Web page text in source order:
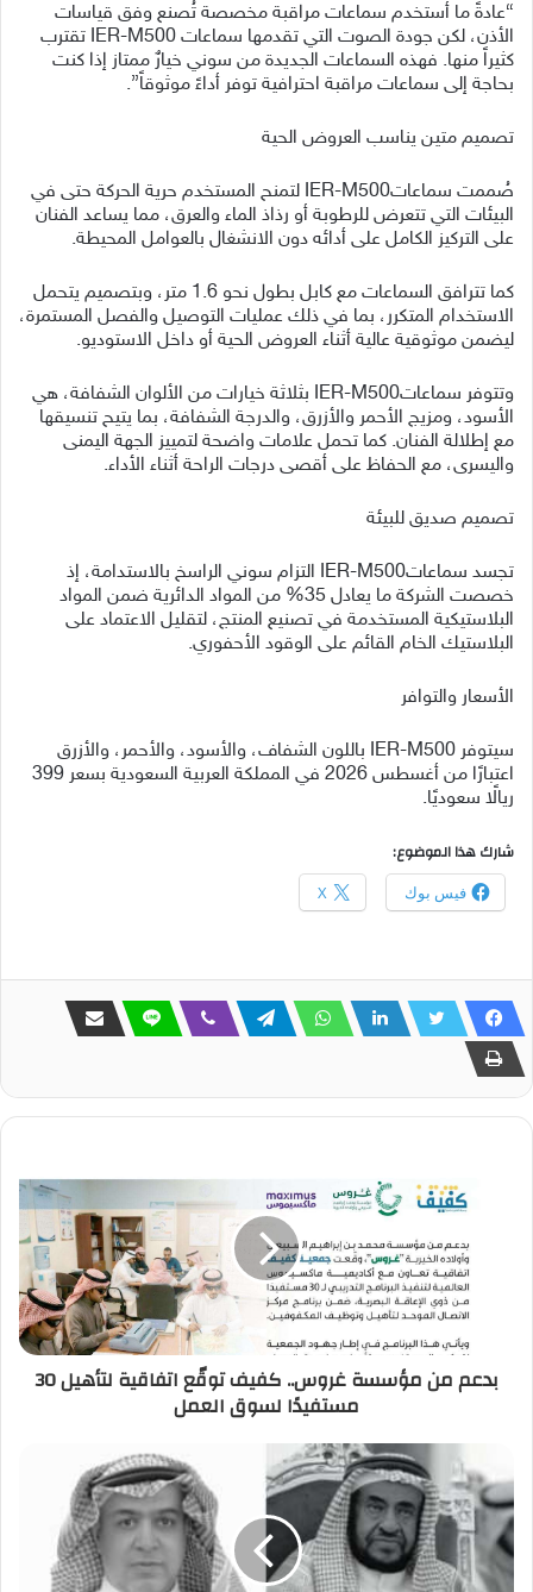
“عادةً ما أستخدم سماعات مراقبة مخصصة تُصنع وفق قياسات
الأذن، لكن جودة الصوت التي تقدمها سماعات IER-M500 تقترب
كثيراً منها. فهذه السماعات الجديدة من سوني خيارٌ ممتاز إذا كنت
بحاجة إلى سماعات مراقبة احترافية توفر أداءً موثوقاً”.
تصميم متين يناسب العروض الحية
صُممت سماعاتIER-M500 لتمنح المستخدم حرية الحركة حتى في
البيئات التي تتعرض للرطوبة أو رذاذ الماء والعرق، مما يساعد الفنان
على التركيز الكامل على أدائه دون الانشغال بالعوامل المحيطة.
كما تترافق السماعات مع كابل بطول نحو 1.6 متر، وبتصميم يتحمل
الاستخدام المتكرر، بما في ذلك عمليات التوصيل والفصل المستمرة،
ليضمن موثوقية عالية أثناء العروض الحية أو داخل الاستوديو.
وتتوفر سماعاتIER-M500 بثلاثة خيارات من الألوان الشفافة، هي
الأسود، ومزيج الأحمر والأزرق، والدرجة الشفافة، بما يتيح تنسيقها
مع إطلالة الفنان. كما تحمل علامات واضحة لتمييز الجهة اليمنى
واليسرى، مع الحفاظ على أقصى درجات الراحة أثناء الأداء.
تصميم صديق للبيئة
تجسد سماعاتIER-M500 التزام سوني الراسخ بالاستدامة، إذ
خصصت الشركة ما يعادل 35% من المواد الدائرية ضمن المواد
البلاستيكية المستخدمة في تصنيع المنتج، لتقليل الاعتماد على
البلاستيك الخام القائم على الوقود الأحفوري.
الأسعار والتوافر
سيتوفر IER-M500 باللون الشفاف، والأسود، والأحمر، والأزرق
اعتبارًا من أغسطس 2026 في المملكة العربية السعودية بسعر 399
ريالًا سعوديًا.
شارك هذا الموضوع:
فيس بوك X
بدعم من مؤسسة غروس.. كفيف توقّع اتفاقية لتأهيل 30
مستفيدًا لسوق العمل